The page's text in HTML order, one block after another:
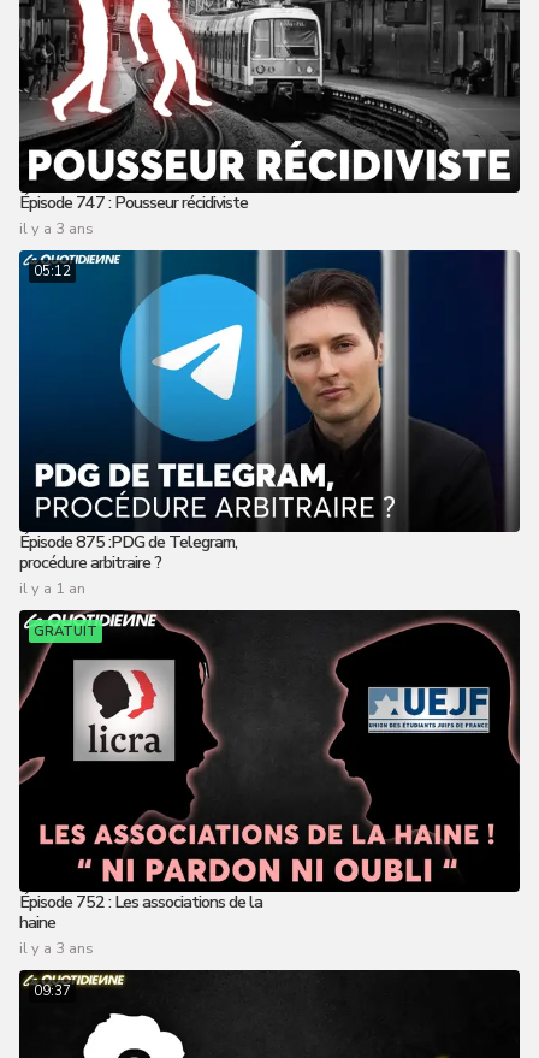
Épisode 747 : Pousseur récidiviste
il y a 3 ans
05:12
Épisode 875 :PDG de Telegram,
procédure arbitraire ?
il y a 1 an
GRATUIT
Épisode 752 : Les associations de la
haine
il y a 3 ans
09:37